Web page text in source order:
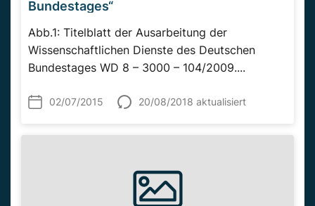
Bundestages“
Abb.1: Titelblatt der Ausarbeitung der
Wissenschaftlichen Dienste des Deutschen
Bundestages WD 8 – 3000 – 104/2009....
02/07/2015 20/08/2018 aktualisiert